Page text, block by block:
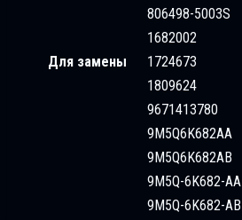
Для замены
806498-5003S
1682002
1724673
1809624
9671413780
9M5Q6K682AA
9M5Q6K682AB
9M5Q-6K682-AA
9M5Q-6K682-AB